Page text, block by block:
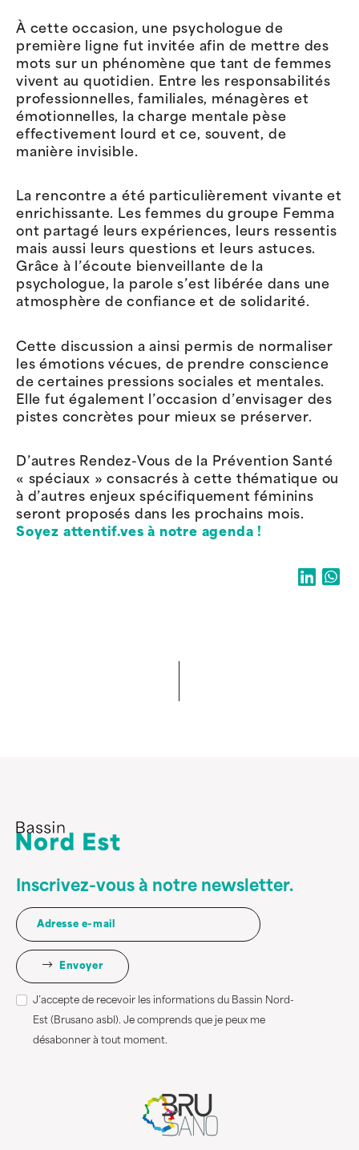
À cette occasion, une psychologue de
première ligne fut invitée afin de mettre des
mots sur un phénomène que tant de femmes
vivent au quotidien. Entre les responsabilités
professionnelles, familiales, ménagères et
émotionnelles, la charge mentale pèse
effectivement lourd et ce, souvent, de
manière invisible.
La rencontre a été particulièrement vivante et
enrichissante. Les femmes du groupe Femma
ont partagé leurs expériences, leurs ressentis
mais aussi leurs questions et leurs astuces.
Grâce à l’écoute bienveillante de la
psychologue, la parole s’est libérée dans une
atmosphère de confiance et de solidarité.
Cette discussion a ainsi permis de normaliser
les émotions vécues, de prendre conscience
de certaines pressions sociales et mentales.
Elle fut également l’occasion d’envisager des
pistes concrètes pour mieux se préserver.
D’autres Rendez-Vous de la Prévention Santé
« spéciaux » consacrés à cette thématique ou
à d’autres enjeux spécifiquement féminins
seront proposés dans les prochains mois.
Soyez attentif.ves à notre agenda !
Inscrivez-vous à notre newsletter.
Envoyer
J’accepte de recevoir les informations du Bassin Nord-
Est (Brusano asbl). Je comprends que je peux me
désabonner à tout moment.